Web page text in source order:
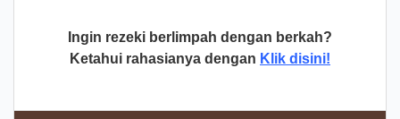
Ingin rezeki berlimpah dengan berkah?
Ketahui rahasianya dengan Klik disini!